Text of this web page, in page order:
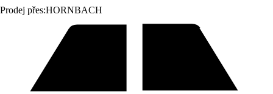
Prodej přes:HORNBACH